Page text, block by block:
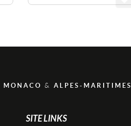
MONACO & ALPES-MARITIMES
SITE LINKS